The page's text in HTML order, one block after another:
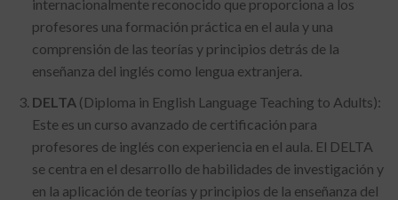
internacionalmente reconocido que proporciona a los
profesores una formación práctica en el aula y una
comprensión de las teorías y principios detrás de la
enseñanza del inglés como lengua extranjera.
DELTA(Diploma in English Language Teaching to Adults):
Este es un curso avanzado de certificación para
profesores de inglés con experiencia en el aula. El DELTA
se centra en el desarrollo de habilidades de investigación y
en la aplicación de teorías y principios de la enseñanza del